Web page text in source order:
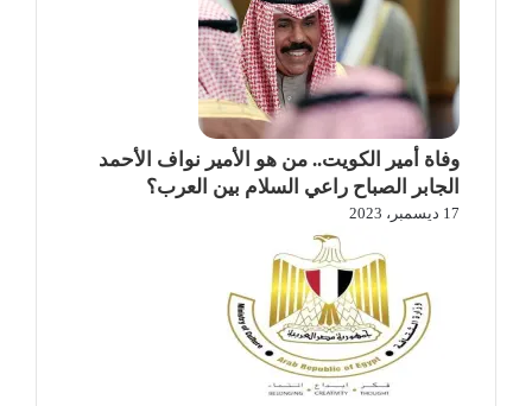
وفاة أمير الكويت.. من هو الأمير نواف الأحمد
الجابر الصباح راعي السلام بين العرب؟
17 ديسمبر، 2023